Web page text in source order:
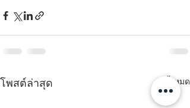
โพสต์ล่าสุด ดูทั้งหมด